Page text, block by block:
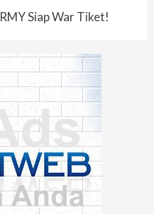
Siap War Tiket!